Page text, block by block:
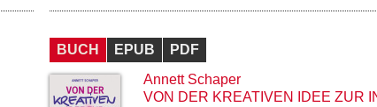
BUCH EPUB
PDF
Annett Schaper
VON DER KREATIVEN IDEE ZUR